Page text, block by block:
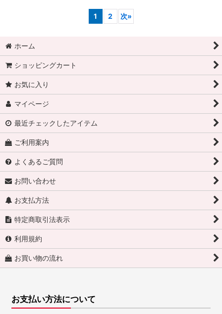
1 2 次»
ホーム
ショッピングカート
お気に入り
マイページ
最近チェックしたアイテム
ご利用案内
よくあるご質問
お問い合わせ
お支払方法
特定商取引法表示
利用規約
お買い物の流れ
お支払い方法について